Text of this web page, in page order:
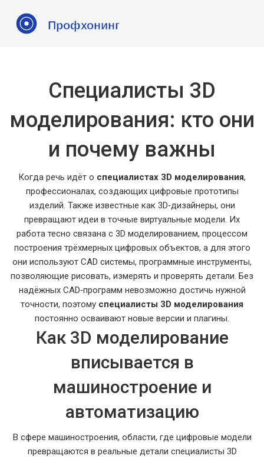
Специалисты 3D
моделирования: кто они
и почему важны
Когда речь идёт о специалистах 3D моделирования,
профессионалах, создающих цифровые прототипы
изделий. Также известные как 3D‑дизайнеры, они
превращают идеи в точные виртуальные модели. Их
работа тесно связана с 3D моделированием, процессом
построения трёхмерных цифровых объектов, а для этого
они используют CAD системы, программные инструменты,
позволяющие рисовать, измерять и проверять детали. Без
надёжных CAD‑программ невозможно достичь нужной
точности, поэтому специалисты 3D моделирования
постоянно осваивают новые версии и плагины.
Как 3D моделирование
вписывается в
машиностроение и
автоматизацию
В сфере машиностроения, области, где цифровые модели
превращаются в реальные детали специалисты 3D